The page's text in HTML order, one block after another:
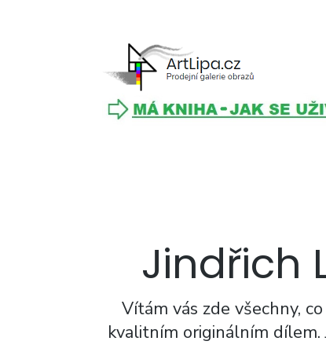
ArtLipa.cz
Jindřich
Vítám vás zde všechny,
kvalitním originálním